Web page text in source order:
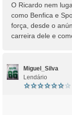
O Ricardo nem
como Benfica e
força, desde o
carreira dele e
Miguel_Silva
Lendário